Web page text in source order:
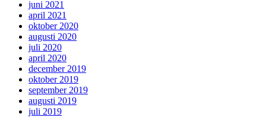
juni 2021
april 2021
oktober 2020
augusti 2020
juli 2020
april 2020
december 2019
oktober 2019
september 2019
augusti 2019
juli 2019